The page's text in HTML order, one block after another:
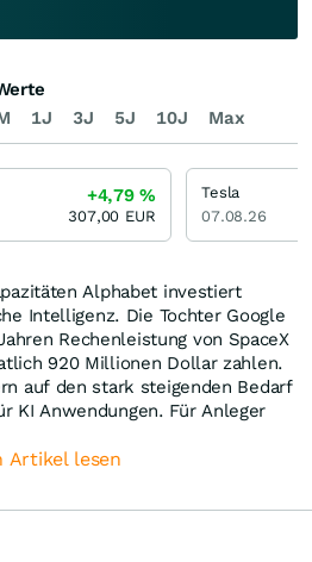
Alphabet investiert
Intelligenz. Die Tochter Google
Rechenleistung von SpaceX
920 Millionen Dollar zahlen.
auf den stark steigenden Bedarf
KI Anwendungen. Für Anleger
Artikel lesen
1J 3J 5J 10J Max
+4,79%
307,00 EUR
Tesla
07.08.26